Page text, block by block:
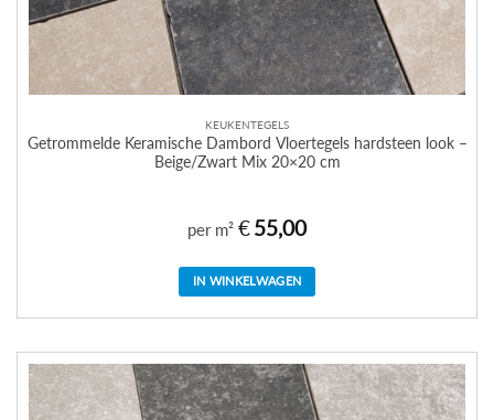
KEUKENTEGELS
Getrommelde Keramische Dambord Vloertegels hardsteen look –
Beige/Zwart Mix 20×20 cm
per m² €55,00
IN WINKELWAGEN